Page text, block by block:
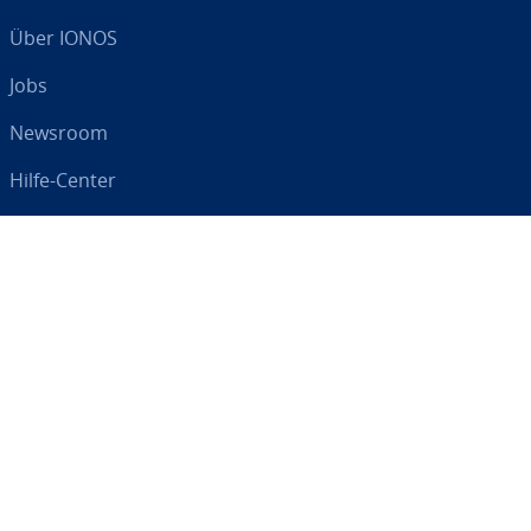
Über IONOS
Jobs
Newsroom
Hilfe-Center